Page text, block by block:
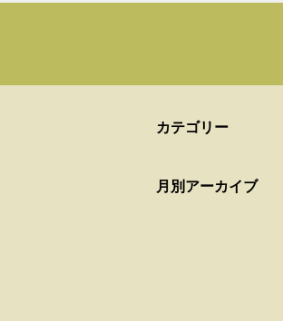
カテゴリー
月別アーカイブ